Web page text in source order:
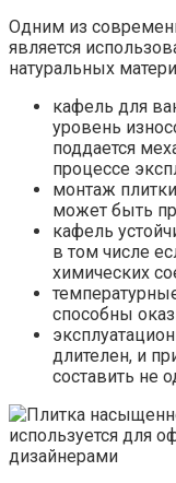
Одним из
является
натуральных
кафель для
уровень
поддается
процессе
монтаж
может быть
кафель
в том числе
химических
способны
длителен, и
составить не